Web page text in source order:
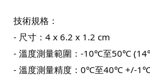
技術規格：
- 尺寸：4 x 6.2 x 1.2 cm
- 溫度測量範圍：-10℃至50℃
- 溫度測量精度：0℃至40℃ +/-